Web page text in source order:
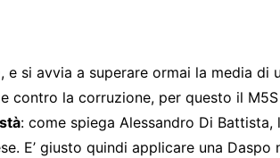
, e si avvia a superare ormai la media di
contro la corruzione, per questo il
: come spiega Alessandro Di Battista,
E’ giusto quindi applicare una Daspo